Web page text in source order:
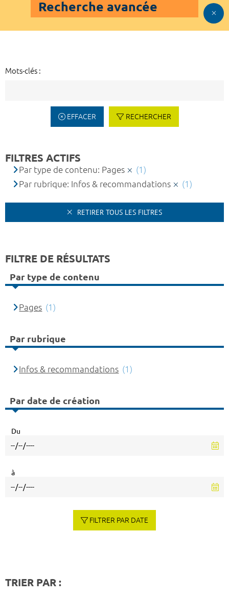
Recherche avancée
Mots-clés :
EFFACER RECHERCHER
FILTRES ACTIFS
Par type de contenu: Pages
(1)
Par rubrique: Infos & recommandations
(1)
RETIRER TOUS LES FILTRES
FILTRE DE RÉSULTATS
Par type de contenu
Pages (1)
Par rubrique
Infos & recommandations (1)
Par date de création
Du
à
FILTRER PAR DATE
TRIER PAR :